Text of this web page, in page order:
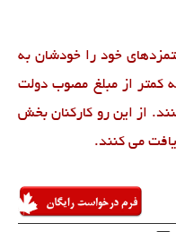
خود را خودشان به
کمتر از مبلغ مصوب دولت
از این رو کارکنان بخش
می کنند.